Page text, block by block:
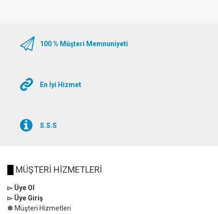
100 % Müşteri Memnuniyeti
En İyi Hizmet
S.S.S
MÜŞTERİ HİZMETLERİ
▻ Üye Ol
▻ Üye Giriş
✽ Müşteri Hizmetleri